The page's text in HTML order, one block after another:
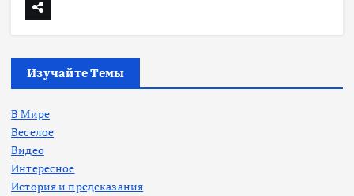
Изучайте Темы
В Мире
Веселое
Видео
Интересное
История и предсказания